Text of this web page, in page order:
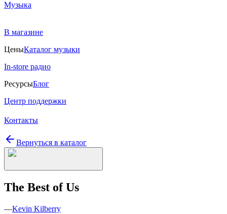
Музыка
В магазине
ЦеныКаталог музыки
In-store радио
РесурсыБлог
Центр поддержки
Контакты
Вернуться в каталог
The Best of Us
—Kevin Kilberry